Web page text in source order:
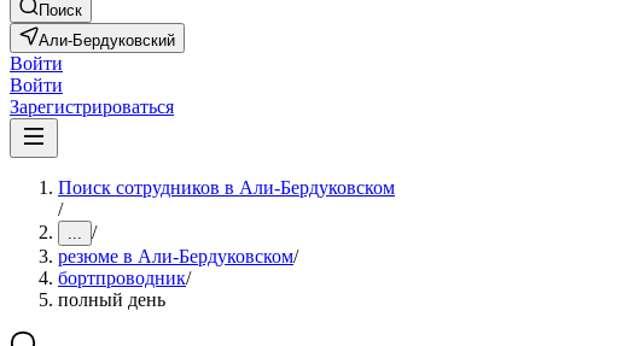
Поиск
Али-Бердуковский
Войти
Войти
Зарегистрироваться
Поиск сотрудников в Али-Бердуковском
/
... /
резюме в Али-Бердуковском/
бортпроводник/
полный день